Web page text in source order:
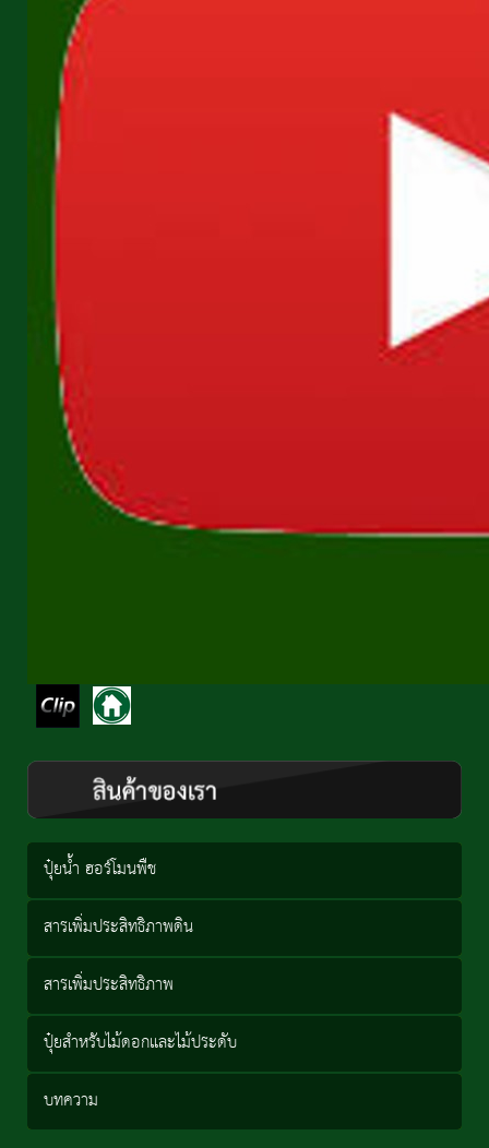
ปุ๋ยน้ำ ฮอร์โมนพืช
สารเพิ่มประสิทธิภาพดิน
สารเพิ่มประสิทธิภาพ
ปุ๋ยสำหรับไม้ดอกและไม้ประดับ
บทความ